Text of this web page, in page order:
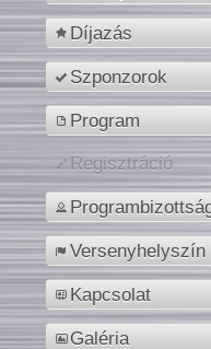
Díjazás
Szponzorok
Program
Regisztráció
Versenyhelyszín
Kapcsolat
Galéria